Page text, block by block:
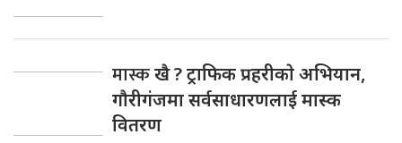
मास्कखै ? ट्राफिक प्रहरीकाे अभियान,
गाैरीगंजमा सर्वसाधारणलाई मास्क
वितरण